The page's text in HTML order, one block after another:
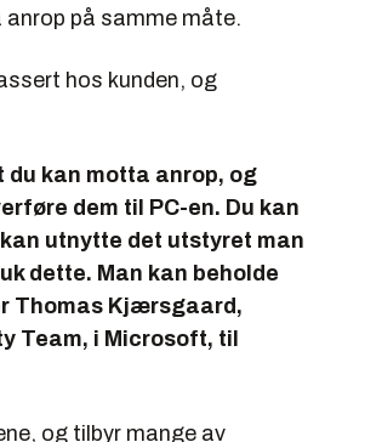
på samme måte.
hos kunden, og
du kan motta anrop, og
dem til PC-en. Du kan
utnytte det utstyret man
dette. Man kan beholde
Thomas Kjærsgaard,
Team, i Microsoft, til
og tilbyr mange av